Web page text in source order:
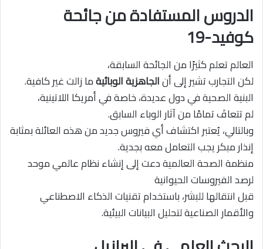
الدروس المستفادة من جائحة
كوفيد-19
العالم تعلم كثيرًا من الجائحة السابقة،
لكن التجارب تشير إلى أنالجاهزية الوبائيةما زالت غير كافية.
البنية الصحية في دول عديدة، خاصة في أمريكا اللاتينية،
لم تتعافَ تمامًا من آثار الوباء السابق.
وبالتالي، يُعتبر اكتشاف أي فيروس جديد من هذه العائلة بمثابة
إنذار مبكر يجب التعامل معه بجدية.
منظمة الصحة العالمية دعت إلى إنشاء نظام عالمي موحد
لرصد الفيروسات الحيوانية
قبل انتقالها للبشر، باستخدام تقنيات الذكاء الاصطناعي
والأقمار الصناعية لتحليل البيانات البيئية.